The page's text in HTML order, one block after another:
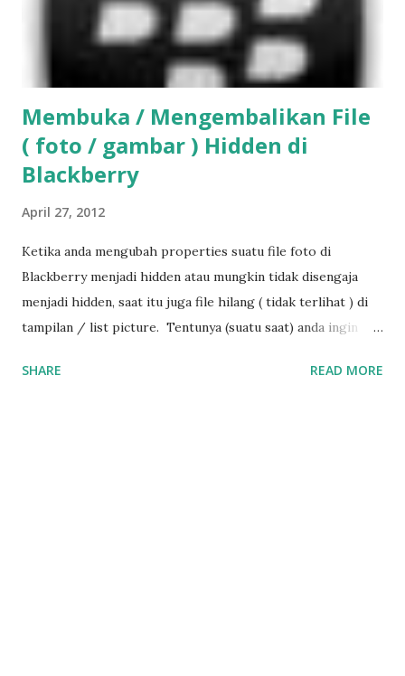
Membuka / Mengembalikan File
( foto / gambar ) Hidden di
Blackberry
April 27, 2012
Ketika anda mengubah properties suatu file foto di
Blackberry menjadi hidden atau mungkin tidak disengaja
menjadi hidden, saat itu juga file hilang ( tidak terlihat ) di
tampilan / list picture. Tentunya (suatu saat) anda ingin
menjadi normal. Cara untuk melihat dan mengubah
SHARE READ MORE